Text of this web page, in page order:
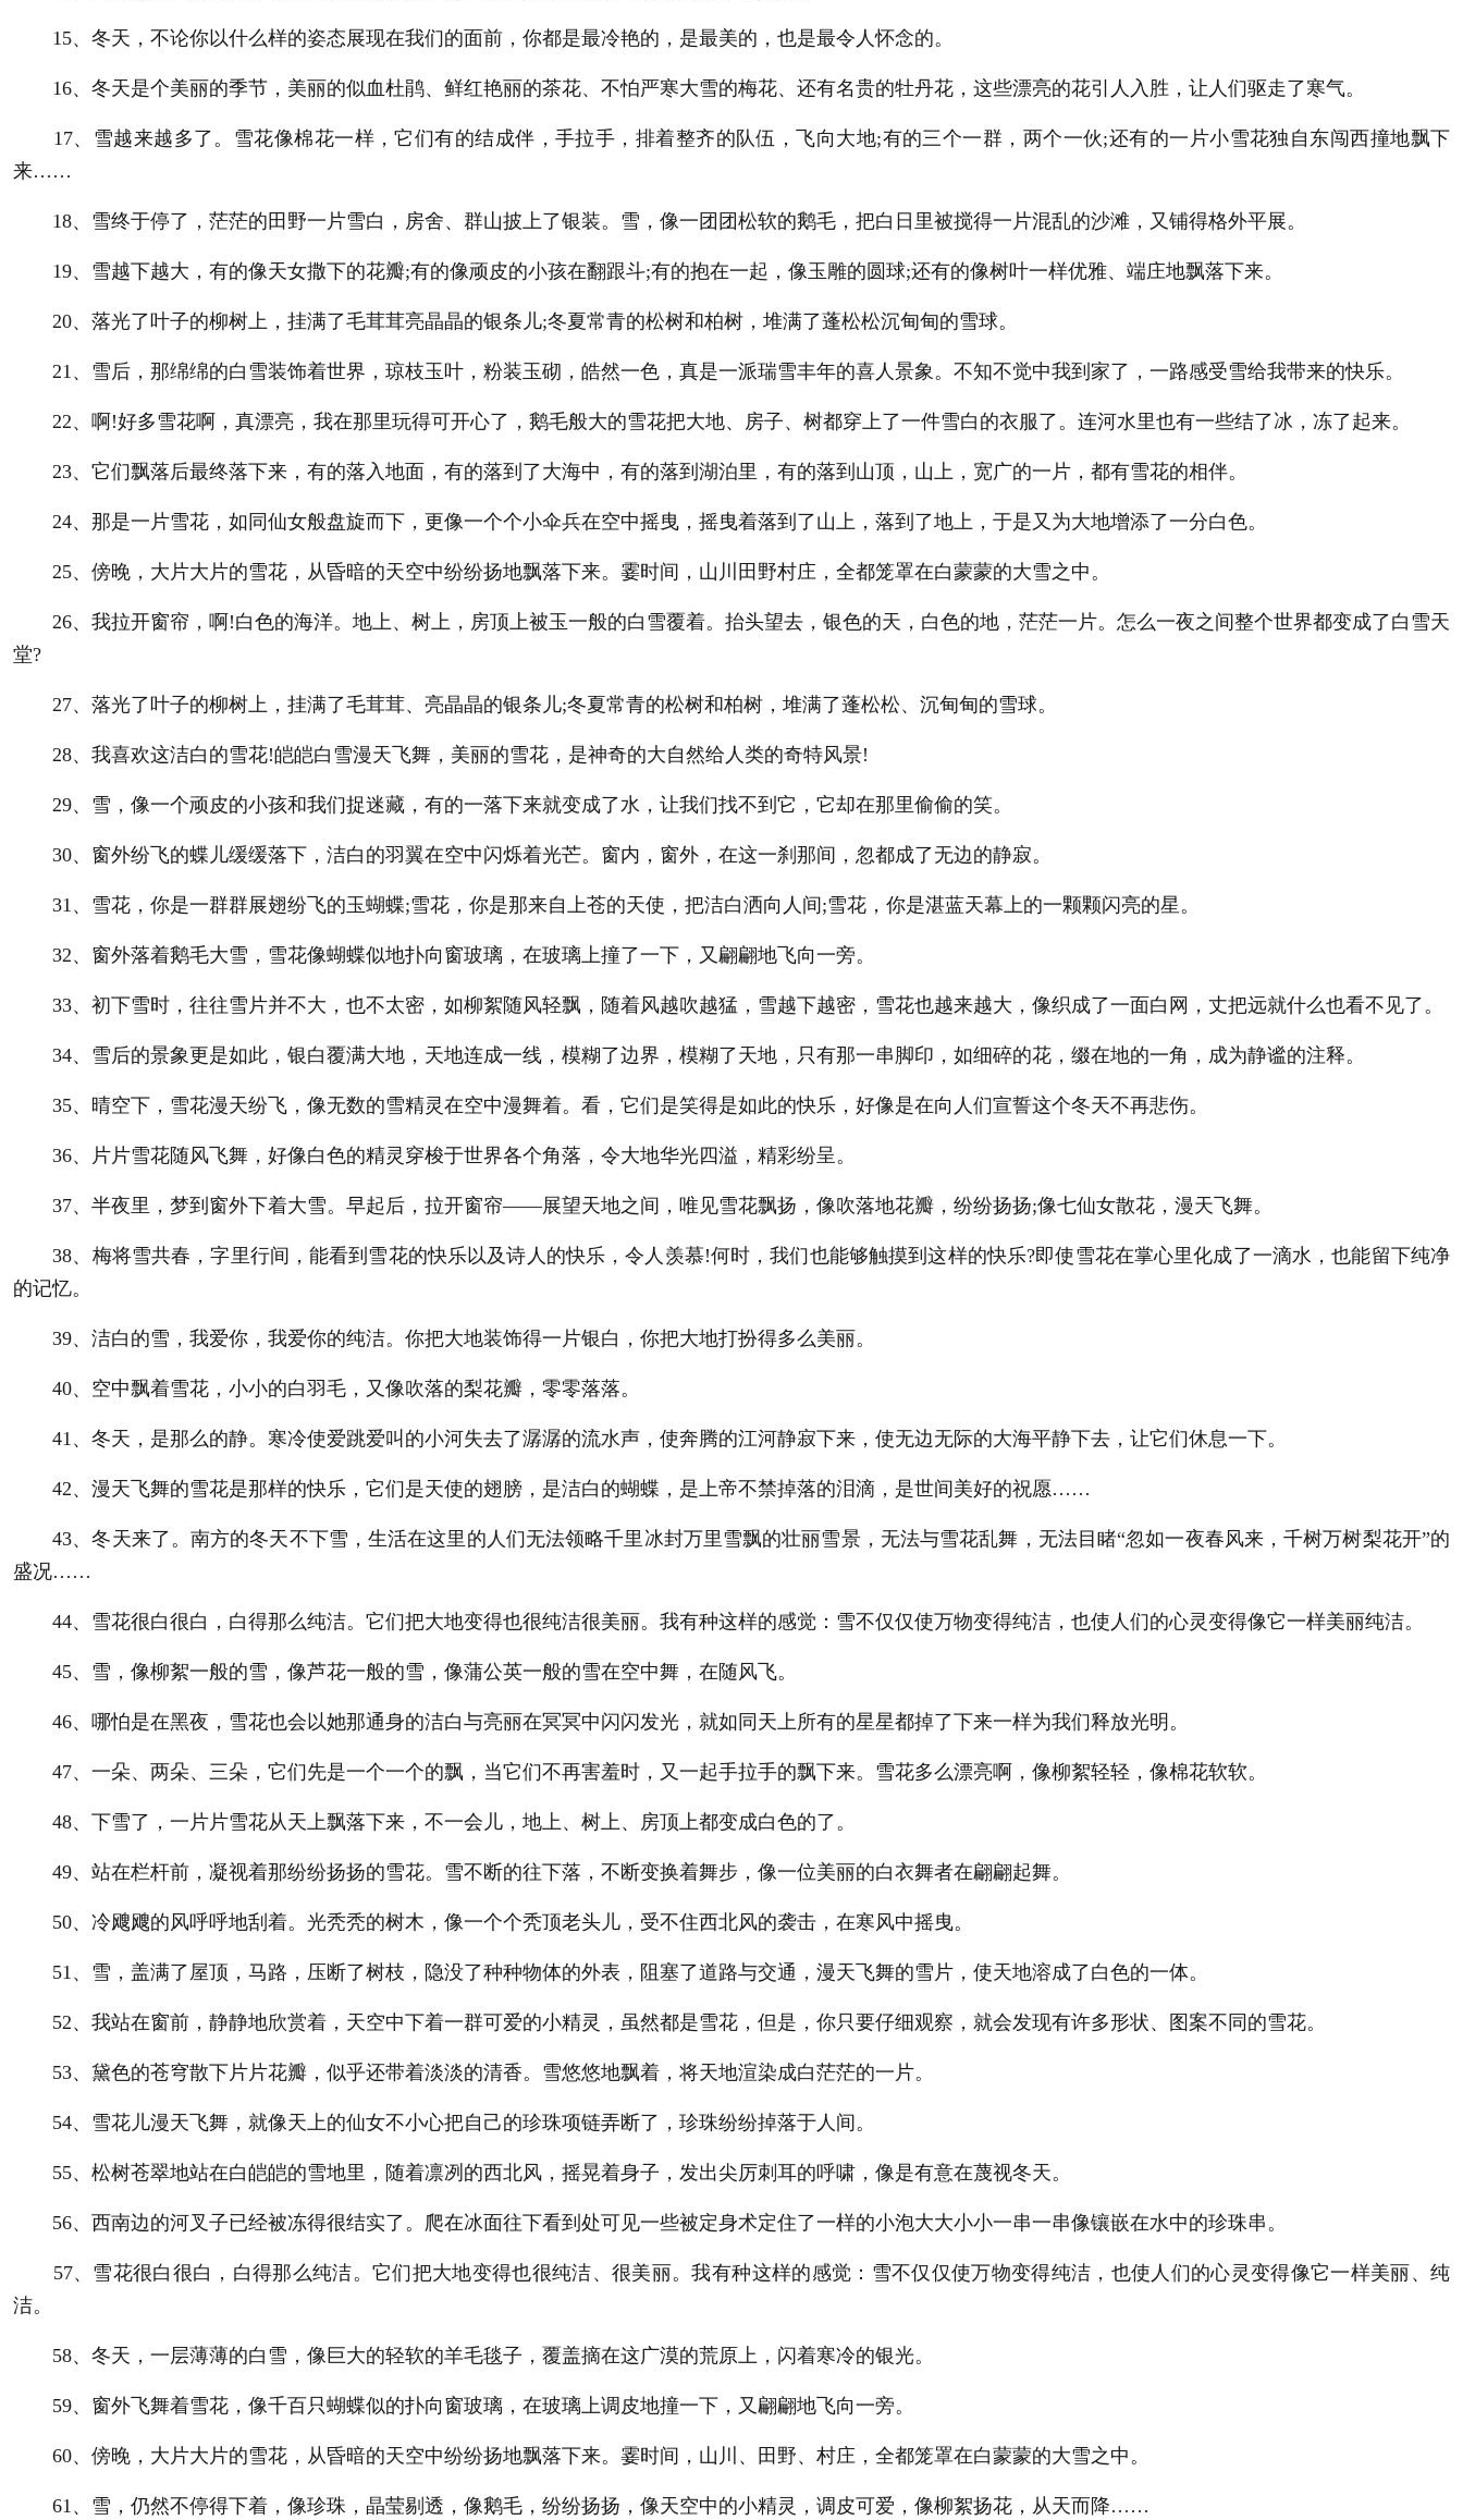
15、冬天，不论你以什么样的姿态展现在我们的面前，你都是最冷艳的，是最美的，也是最令人怀念的。
16、冬天是个美丽的季节，美丽的似血杜鹃、鲜红艳丽的茶花、不怕严寒大雪的梅花、还有名贵的牡丹花，这些漂亮的花引人入胜，让人们驱走了寒气。
17、雪越来越多了。雪花像棉花一样，它们有的结成伴，手拉手，排着整齐的队伍，飞向大地;有的三个一群，两个一伙;还有的一片小雪花独自东闯西撞地飘下
来……
18、雪终于停了，茫茫的田野一片雪白，房舍、群山披上了银装。雪，像一团团松软的鹅毛，把白日里被搅得一片混乱的沙滩，又铺得格外平展。
19、雪越下越大，有的像天女撒下的花瓣;有的像顽皮的小孩在翻跟斗;有的抱在一起，像玉雕的圆球;还有的像树叶一样优雅、端庄地飘落下来。
20、落光了叶子的柳树上，挂满了毛茸茸亮晶晶的银条儿;冬夏常青的松树和柏树，堆满了蓬松松沉甸甸的雪球。
21、雪后，那绵绵的白雪装饰着世界，琼枝玉叶，粉装玉砌，皓然一色，真是一派瑞雪丰年的喜人景象。不知不觉中我到家了，一路感受雪给我带来的快乐。
22、啊!好多雪花啊，真漂亮，我在那里玩得可开心了，鹅毛般大的雪花把大地、房子、树都穿上了一件雪白的衣服了。连河水里也有一些结了冰，冻了起来。
23、它们飘落后最终落下来，有的落入地面，有的落到了大海中，有的落到湖泊里，有的落到山顶，山上，宽广的一片，都有雪花的相伴。
24、那是一片雪花，如同仙女般盘旋而下，更像一个个小伞兵在空中摇曳，摇曳着落到了山上，落到了地上，于是又为大地增添了一分白色。
25、傍晚，大片大片的雪花，从昏暗的天空中纷纷扬地飘落下来。霎时间，山川田野村庄，全都笼罩在白蒙蒙的大雪之中。
26、我拉开窗帘，啊!白色的海洋。地上、树上，房顶上被玉一般的白雪覆着。抬头望去，银色的天，白色的地，茫茫一片。怎么一夜之间整个世界都变成了白雪天
堂?
27、落光了叶子的柳树上，挂满了毛茸茸、亮晶晶的银条儿;冬夏常青的松树和柏树，堆满了蓬松松、沉甸甸的雪球。
28、我喜欢这洁白的雪花!皑皑白雪漫天飞舞，美丽的雪花，是神奇的大自然给人类的奇特风景!
29、雪，像一个顽皮的小孩和我们捉迷藏，有的一落下来就变成了水，让我们找不到它，它却在那里偷偷的笑。
30、窗外纷飞的蝶儿缓缓落下，洁白的羽翼在空中闪烁着光芒。窗内，窗外，在这一刹那间，忽都成了无边的静寂。
31、雪花，你是一群群展翅纷飞的玉蝴蝶;雪花，你是那来自上苍的天使，把洁白洒向人间;雪花，你是湛蓝天幕上的一颗颗闪亮的星。
32、窗外落着鹅毛大雪，雪花像蝴蝶似地扑向窗玻璃，在玻璃上撞了一下，又翩翩地飞向一旁。
33、初下雪时，往往雪片并不大，也不太密，如柳絮随风轻飘，随着风越吹越猛，雪越下越密，雪花也越来越大，像织成了一面白网，丈把远就什么也看不见了。
34、雪后的景象更是如此，银白覆满大地，天地连成一线，模糊了边界，模糊了天地，只有那一串脚印，如细碎的花，缀在地的一角，成为静谧的注释。
35、晴空下，雪花漫天纷飞，像无数的雪精灵在空中漫舞着。看，它们是笑得是如此的快乐，好像是在向人们宣誓这个冬天不再悲伤。
36、片片雪花随风飞舞，好像白色的精灵穿梭于世界各个角落，令大地华光四溢，精彩纷呈。
37、半夜里，梦到窗外下着大雪。早起后，拉开窗帘——展望天地之间，唯见雪花飘扬，像吹落地花瓣，纷纷扬扬;像七仙女散花，漫天飞舞。
38、梅将雪共春，字里行间，能看到雪花的快乐以及诗人的快乐，令人羡慕!何时，我们也能够触摸到这样的快乐?即使雪花在掌心里化成了一滴水，也能留下纯净
的记忆。
39、洁白的雪，我爱你，我爱你的纯洁。你把大地装饰得一片银白，你把大地打扮得多么美丽。
40、空中飘着雪花，小小的白羽毛，又像吹落的梨花瓣，零零落落。
41、冬天，是那么的静。寒冷使爱跳爱叫的小河失去了潺潺的流水声，使奔腾的江河静寂下来，使无边无际的大海平静下去，让它们休息一下。
42、漫天飞舞的雪花是那样的快乐，它们是天使的翅膀，是洁白的蝴蝶，是上帝不禁掉落的泪滴，是世间美好的祝愿……
43、冬天来了。南方的冬天不下雪，生活在这里的人们无法领略千里冰封万里雪飘的壮丽雪景，无法与雪花乱舞，无法目睹“忽如一夜春风来，千树万树梨花开”的
盛况……
44、雪花很白很白，白得那么纯洁。它们把大地变得也很纯洁很美丽。我有种这样的感觉：雪不仅仅使万物变得纯洁，也使人们的心灵变得像它一样美丽纯洁。
45、雪，像柳絮一般的雪，像芦花一般的雪，像蒲公英一般的雪在空中舞，在随风飞。
46、哪怕是在黑夜，雪花也会以她那通身的洁白与亮丽在冥冥中闪闪发光，就如同天上所有的星星都掉了下来一样为我们释放光明。
47、一朵、两朵、三朵，它们先是一个一个的飘，当它们不再害羞时，又一起手拉手的飘下来。雪花多么漂亮啊，像柳絮轻轻，像棉花软软。
48、下雪了，一片片雪花从天上飘落下来，不一会儿，地上、树上、房顶上都变成白色的了。
49、站在栏杆前，凝视着那纷纷扬扬的雪花。雪不断的往下落，不断变换着舞步，像一位美丽的白衣舞者在翩翩起舞。
50、冷飕飕的风呼呼地刮着。光秃秃的树木，像一个个秃顶老头儿，受不住西北风的袭击，在寒风中摇曳。
51、雪，盖满了屋顶，马路，压断了树枝，隐没了种种物体的外表，阻塞了道路与交通，漫天飞舞的雪片，使天地溶成了白色的一体。
52、我站在窗前，静静地欣赏着，天空中下着一群可爱的小精灵，虽然都是雪花，但是，你只要仔细观察，就会发现有许多形状、图案不同的雪花。
53、黛色的苍穹散下片片花瓣，似乎还带着淡淡的清香。雪悠悠地飘着，将天地渲染成白茫茫的一片。
54、雪花儿漫天飞舞，就像天上的仙女不小心把自己的珍珠项链弄断了，珍珠纷纷掉落于人间。
55、松树苍翠地站在白皑皑的雪地里，随着凛冽的西北风，摇晃着身子，发出尖厉刺耳的呼啸，像是有意在蔑视冬天。
56、西南边的河叉子已经被冻得很结实了。爬在冰面往下看到处可见一些被定身术定住了一样的小泡大大小小一串一串像镶嵌在水中的珍珠串。
57、雪花很白很白，白得那么纯洁。它们把大地变得也很纯洁、很美丽。我有种这样的感觉：雪不仅仅使万物变得纯洁，也使人们的心灵变得像它一样美丽、纯
洁。
58、冬天，一层薄薄的白雪，像巨大的轻软的羊毛毯子，覆盖摘在这广漠的荒原上，闪着寒冷的银光。
59、窗外飞舞着雪花，像千百只蝴蝶似的扑向窗玻璃，在玻璃上调皮地撞一下，又翩翩地飞向一旁。
60、傍晚，大片大片的雪花，从昏暗的天空中纷纷扬地飘落下来。霎时间，山川、田野、村庄，全都笼罩在白蒙蒙的大雪之中。
61、雪，仍然不停得下着，像珍珠，晶莹剔透，像鹅毛，纷纷扬扬，像天空中的小精灵，调皮可爱，像柳絮扬花，从天而降……